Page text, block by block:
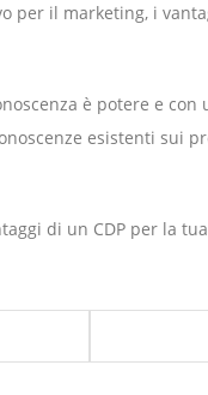
per il marketing, i
è potere e con
esistenti sui
di un CDP per la